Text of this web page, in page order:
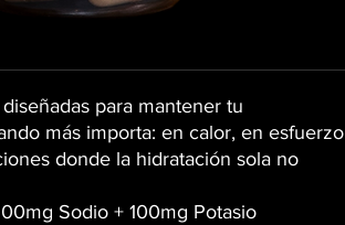
para mantener tu
más importa: en calor, en esfuerzo
donde la hidratación sola no
Sodio + 100mg Potasio